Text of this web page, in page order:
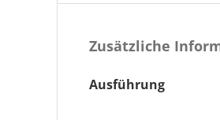
Zusätzliche
Ausführung